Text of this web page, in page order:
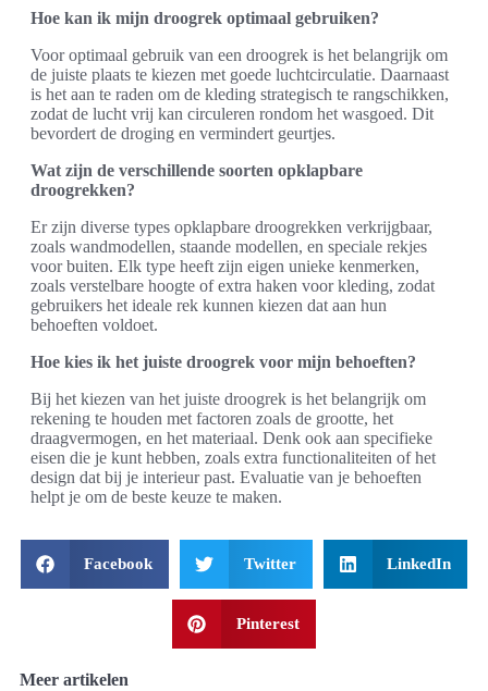
Hoe kan ik mijn droogrek optimaal gebruiken?
Voor optimaal gebruik van een droogrek is het belangrijk om
de juiste plaats te kiezen met goede luchtcirculatie. Daarnaast
is het aan te raden om de kleding strategisch te rangschikken,
zodat de lucht vrij kan circuleren rondom het wasgoed. Dit
bevordert de droging en vermindert geurtjes.
Wat zijn de verschillende soorten opklapbare
droogrekken?
Er zijn diverse types opklapbare droogrekken verkrijgbaar,
zoals wandmodellen, staande modellen, en speciale rekjes
voor buiten. Elk type heeft zijn eigen unieke kenmerken,
zoals verstelbare hoogte of extra haken voor kleding, zodat
gebruikers het ideale rek kunnen kiezen dat aan hun
behoeften voldoet.
Hoe kies ik het juiste droogrek voor mijn behoeften?
Bij het kiezen van het juiste droogrek is het belangrijk om
rekening te houden met factoren zoals de grootte, het
draagvermogen, en het materiaal. Denk ook aan specifieke
eisen die je kunt hebben, zoals extra functionaliteiten of het
design dat bij je interieur past. Evaluatie van je behoeften
helpt je om de beste keuze te maken.
Facebook Twitter LinkedIn
Pinterest
Meer artikelen